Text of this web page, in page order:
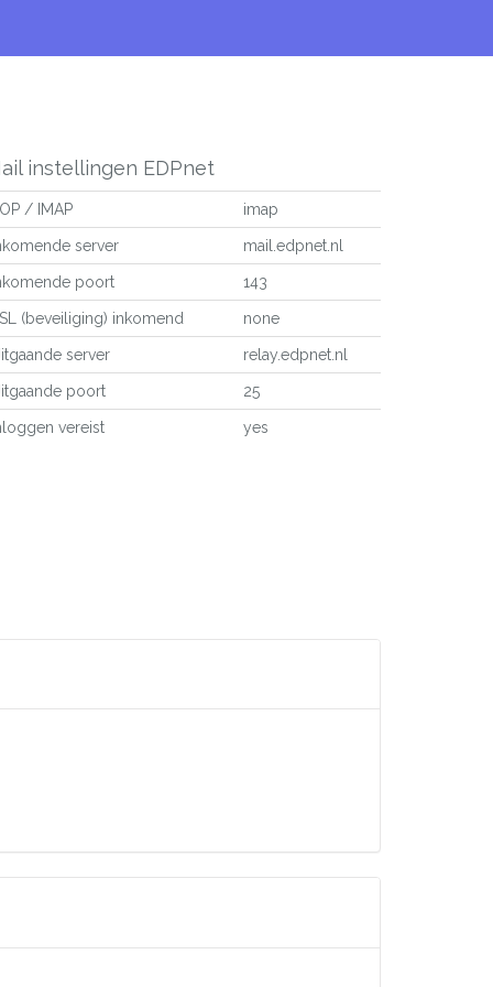
instellingen EDPnet
/ IMAP imap
server mail.edpnet.nl
poort 143
(beveiliging) inkomend none
server relay.edpnet.nl
poort 25
vereist yes